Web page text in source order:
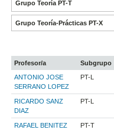
Grupo Teoría PT-T
Grupo Teoría-Prácticas PT-X
Profesor/a Subgrupo
ANTONIO JOSE
SERRANO LOPEZ
PT-L
RICARDO SANZ
DIAZ
PT-L
RAFAEL BENITEZ
PT-T